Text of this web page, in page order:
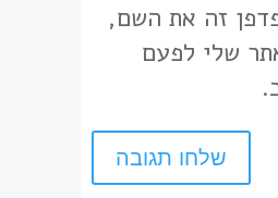
זה את השם,
שלי לפעם